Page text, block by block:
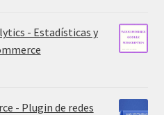
- Estadísticas y
- Plugin de redes